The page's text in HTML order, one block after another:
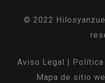
© 2022
Aviso Legal
Mapa de sitio